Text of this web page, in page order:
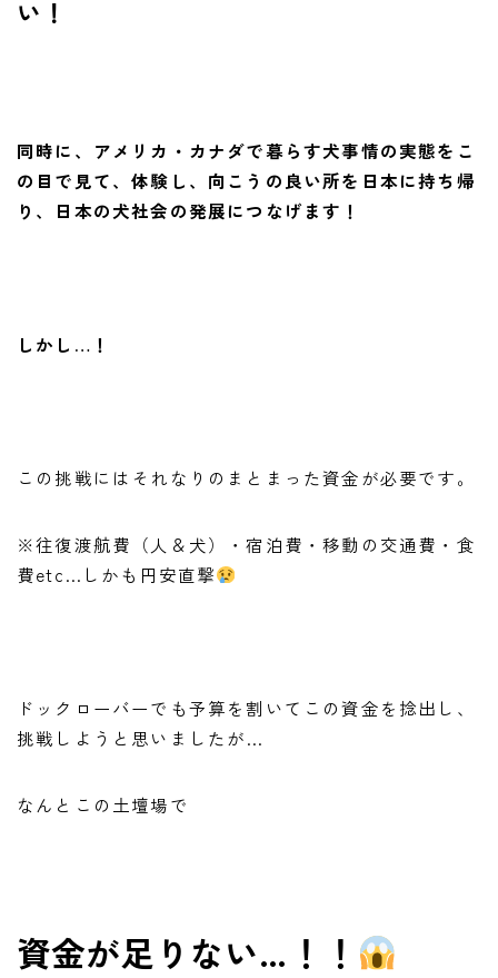
い！
同時に、アメリカ・カナダで暮らす犬事情の実態をこ
の目で見て、体験し、向こうの良い所を日本に持ち帰
り、日本の犬社会の発展につなげます！
しかし…！
この挑戦にはそれなりのまとまった資金が必要です。
※往復渡航費（人＆犬）・宿泊費・移動の交通費・食
費etc…しかも円安直撃
ドックローバーでも予算を割いてこの資金を捻出し、
挑戦しようと思いましたが…
なんとこの土壇場で
資金が足りない…！！